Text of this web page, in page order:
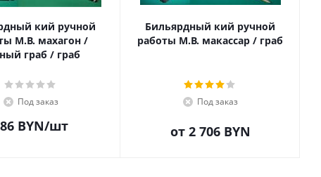
кий ручной
М.В. махагон /
граб / граб
Под заказ
BYN/шт
Бильярдный кий ручной
работы М.В. макассар / граб
Под заказ
от 2 706 BYN